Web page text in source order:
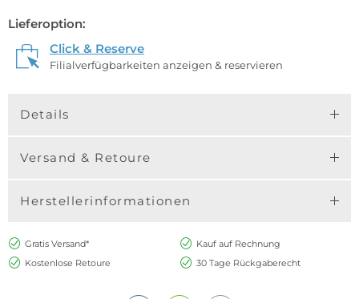
Lieferoption:
Click & Reserve
Filialverfügbarkeiten anzeigen & reservieren
Details
Versand & Retoure
Herstellerinformationen
Gratis Versand*
Kauf auf Rechnung
Kostenlose Retoure
30 Tage Rückgaberecht